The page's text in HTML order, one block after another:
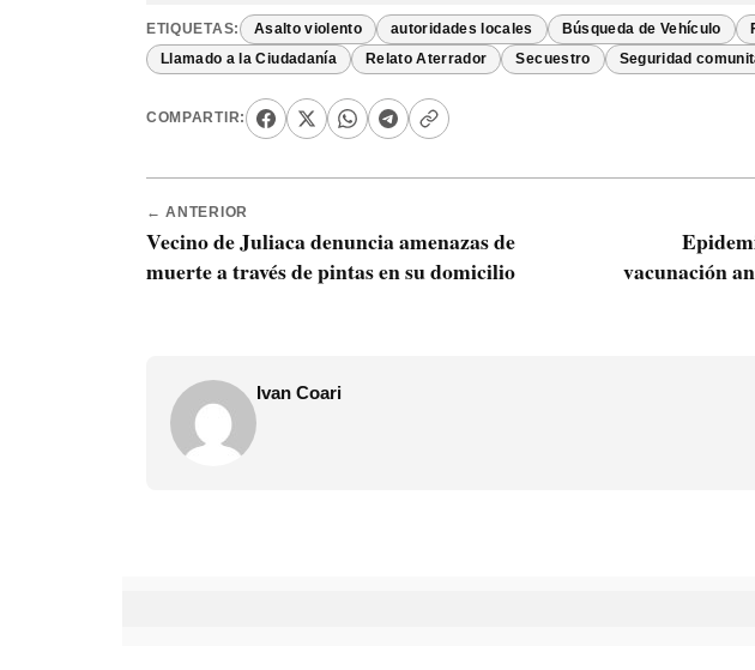
ETIQUETAS: Asalto violento autoridades locales Búsqueda de Vehículo
Llamado a la Ciudadanía Relato Aterrador Secuestro Seguridad
COMPARTIR:
← ANTERIOR
Vecino de Juliaca denuncia amenazas de
muerte a través de pintas en su domicilio
vacunación
Ivan Coari